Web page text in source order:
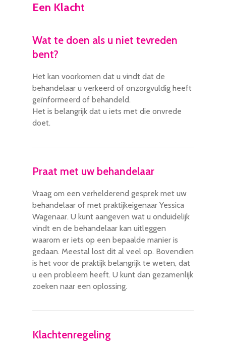
Een Klacht
Wat te doen als u niet tevreden
bent?
Het kan voorkomen dat u vindt dat de
behandelaar u verkeerd of onzorgvuldig heeft
geïnformeerd of behandeld.
Het is belangrijk dat u iets met die onvrede
doet.
Praat met uw behandelaar
Vraag om een verhelderend gesprek met uw
behandelaar of met praktijkeigenaar Yessica
Wagenaar. U kunt aangeven wat u onduidelijk
vindt en de behandelaar kan uitleggen
waarom er iets op een bepaalde manier is
gedaan. Meestal lost dit al veel op. Bovendien
is het voor de praktijk belangrijk te weten, dat
u een probleem heeft. U kunt dan gezamenlijk
zoeken naar een oplossing.
Klachtenregeling